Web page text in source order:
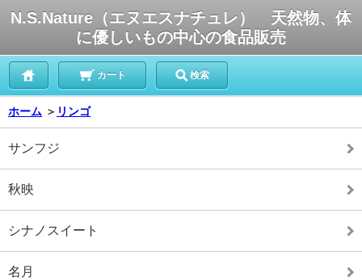
N.S.Nature（エヌエスナチュレ） 天然物、体
に優しいもの中心の食品販売
カート 検索
ホーム ＞ リンゴ
サンフジ
秋映
シナノスイート
名月